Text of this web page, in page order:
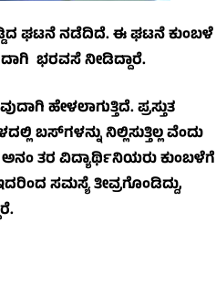
ಘಟನೆ ನಡೆದಿದೆ. ಈ ಘಟನೆ ಕುಂಬಳೆ
ಭರವಸೆ ನೀಡಿದ್ದಾರೆ.
ಹೇಳಲಾಗುತ್ತಿದೆ. ಪ್ರಸ್ತುತ
ಬಸ್‌ಗಳನ್ನು ನಿಲ್ಲಿಸುತ್ತಿಲ್ಲ ವೆಂದು
ತರ ವಿದ್ಯಾರ್ಥಿನಿಯರು ಕುಂಬಳೆಗೆ
ಸಮಸ್ಯೆ ತೀವ್ರಗೊಂಡಿದ್ದು,